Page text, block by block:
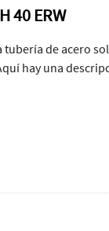
40 ERW
tubería de acero
hay una